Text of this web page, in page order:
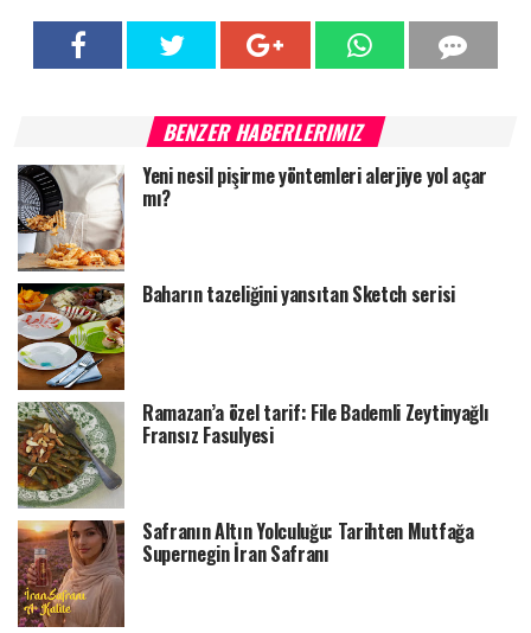
BENZER HABERLERIMIZ
Yeni nesil pişirme yöntemleri alerjiye yol açar
mı?
Baharın tazeliğini yansıtan Sketch serisi
Ramazan’a özel tarif: File Bademli Zeytinyağlı
Fransız Fasulyesi
Safranın Altın Yolculuğu: Tarihten Mutfağa
Supernegin İran Safranı